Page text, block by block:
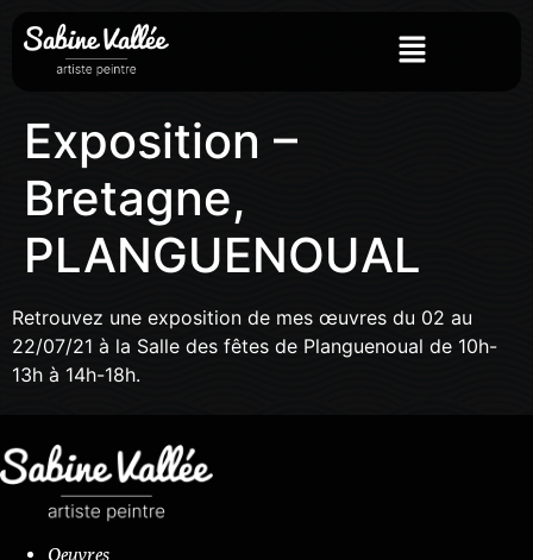
Exposition –
Bretagne,
PLANGUENOUAL
Retrouvez une exposition de mes œuvres du 02 au
22/07/21 à la Salle des fêtes de Planguenoual de 10h-
13h à 14h-18h.
Oeuvres